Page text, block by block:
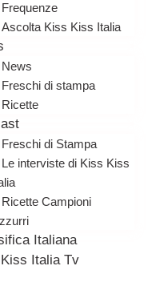
Frequenze
Ascolta Kiss Kiss Italia
News
Freschi di stampa
Ricette
Freschi di Stampa
Le interviste di Kiss Kiss
Ricette Campioni
Italiana
Italia Tv